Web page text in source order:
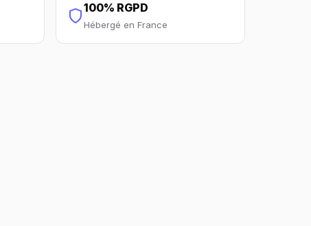
100% RGPD
Hébergé en France